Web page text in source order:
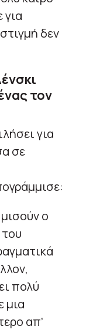
για
δεν
τον
για
σε
ο
πολύ
μια
απ’